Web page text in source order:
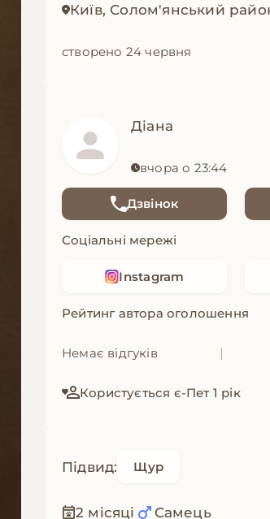
Київ, Солом'янський
створено 24 червня
Діана
вчора о 23:44
Дзвінок
Соціальні мережі
Instagram
Рейтинг автора оголошення
Немає відгуків |
Користується є-Пет 1 рік
Підвид: Щур
2 місяці Самець